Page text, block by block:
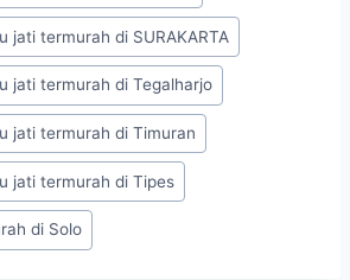
jati termurah di SURAKARTA
jati termurah di Tegalharjo
jati termurah di Timuran
jati termurah di Tipes
di Solo